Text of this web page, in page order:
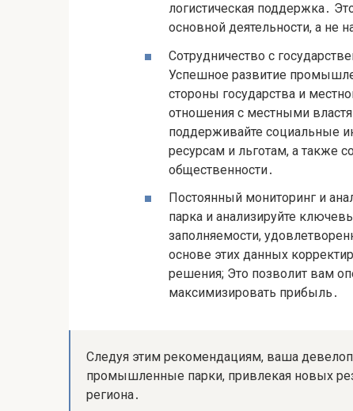
логистическая поддержка․
основной деятельности, а не
Сотрудничество с
Успешное развитие
стороны государства и
отношения с местными
поддерживайте социальные
ресурсам и льготам, а также
общественности․
Постоянный мониторинг и
парка и анализируйте
заполняемости,
основе этих данных
решения; Это позволит вам
максимизировать прибыль․
Следуя этим рекомендациям, ваша
промышленные парки, привлекая новых
региона․